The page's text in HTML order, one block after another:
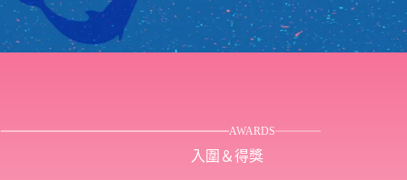
AWARDS
入圍＆得獎